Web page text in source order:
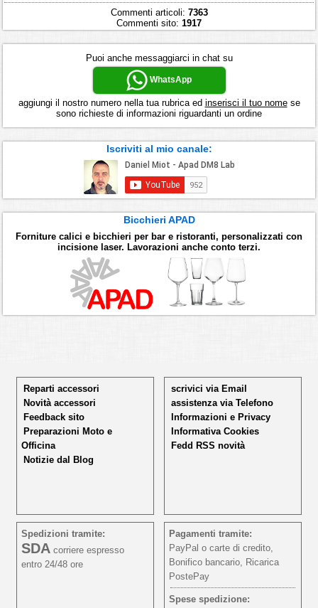
Commenti articoli: 7363
Commenti sito: 1917
Puoi anche messaggiarci in chat su
WhatsApp
aggiungi il nostro numero nella tua rubrica ed inserisci il tuo nomese
sono richieste di informazioni riguardanti un ordine
Iscriviti al mio canale:
Bicchieri APAD
Forniture calici e bicchieri per bar e ristoranti, personalizzati con
incisione laser. Lavorazioni anche conto terzi.
Reparti accessori
Novità accessori
Feedback sito
Preparazioni Moto e
Officina
Notizie dal Blog
scrivici via Email
assistenza via Telefono
Informazioni e Privacy
Informativa Cookies
Fedd RSS novità
Spedizioni tramite:
SDA corriere espresso
entro 24/48 ore
Pagamenti tramite:
PayPal o carte di credito,
Bonifico bancario, Ricarica
PostePay
Spese spedizione: